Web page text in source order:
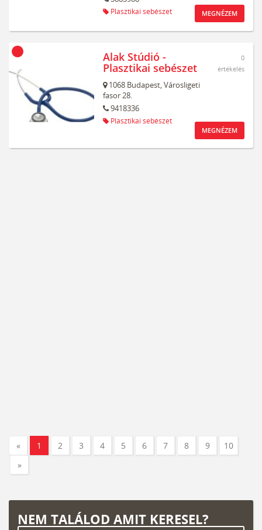
Plasztikai sebészet MEGNÉZEM
Alak Stúdió -
Plasztikai sebészet
1068 Budapest,Városligeti
fasor 28.
9418336
Plasztikai sebészet
0
értékelés
MEGNÉZEM
« 1 2 3 4 5 6 7 8 9
10
»
NEM TALÁLOD AMIT KERESEL?